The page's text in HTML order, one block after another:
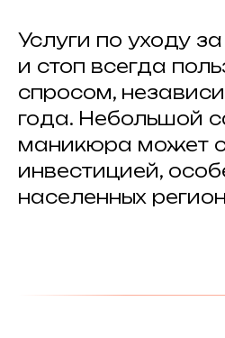
Услуги по уходу
и стоп всегда
спросом,
года. Небольшой
маникюра может
инвестицией,
населенных